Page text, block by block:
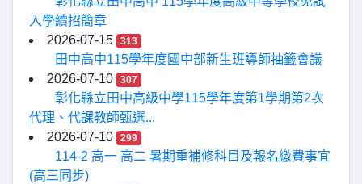
入學續招簡章
2026-07-15
313
田中高中115學年度國中部新生班導師抽籤會議
2026-07-10
307
彰化縣立田中高級中學115學年度第1學期第2次
代理、代課教師甄選...
2026-07-10
299
114-2 高一 高二 暑期重補修科目及報名繳費事宜
(高三同步)